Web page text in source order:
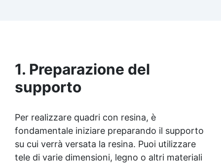
1. Preparazione del
supporto
Per realizzare quadri con resina, è
fondamentale iniziare preparando il supporto
su cui verrà versata la resina. Puoi utilizzare
tele di varie dimensioni, legno o altri materiali